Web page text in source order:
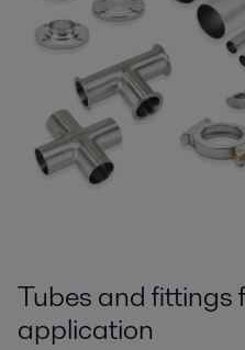
Tubes and fittings
application